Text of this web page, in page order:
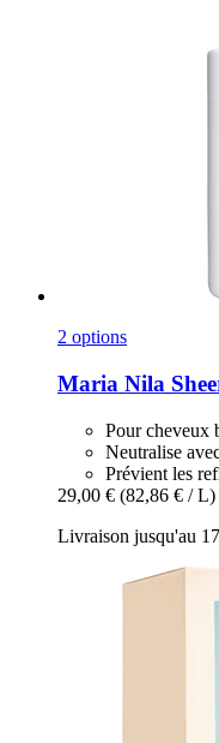
2 options
Maria Nila
Pour cheveux
Neutralise
Prévient les
29,00 € (82,86 € / L)
Livraison jusqu'au